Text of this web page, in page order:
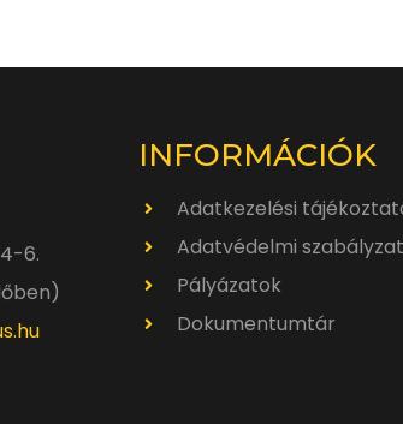
6.
INFORMÁCIÓK
Adatkezelési
Adatvédelmi szabályzat
Pályázatok
Dokumentumtár